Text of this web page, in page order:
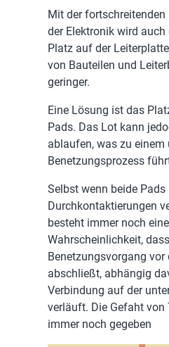
Mit der
der Elektronik wird auch
Platz auf der
von Bauteilen und
geringer.
Eine Lösung ist das
Pads. Das Lot kann
ablaufen, was zu
Benetzungsprozess
Selbst wenn beide Pads
Durchkontaktierungen
besteht immer noch
Wahrscheinlichkeit,
Benetzungsvorgang vor
abschließt, abhängig
Verbindung auf der
verläuft. Die Gefaht
immer noch gegeben